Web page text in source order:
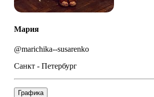
Мария
@marichika--susarenko
Санкт - Петербург
Графика